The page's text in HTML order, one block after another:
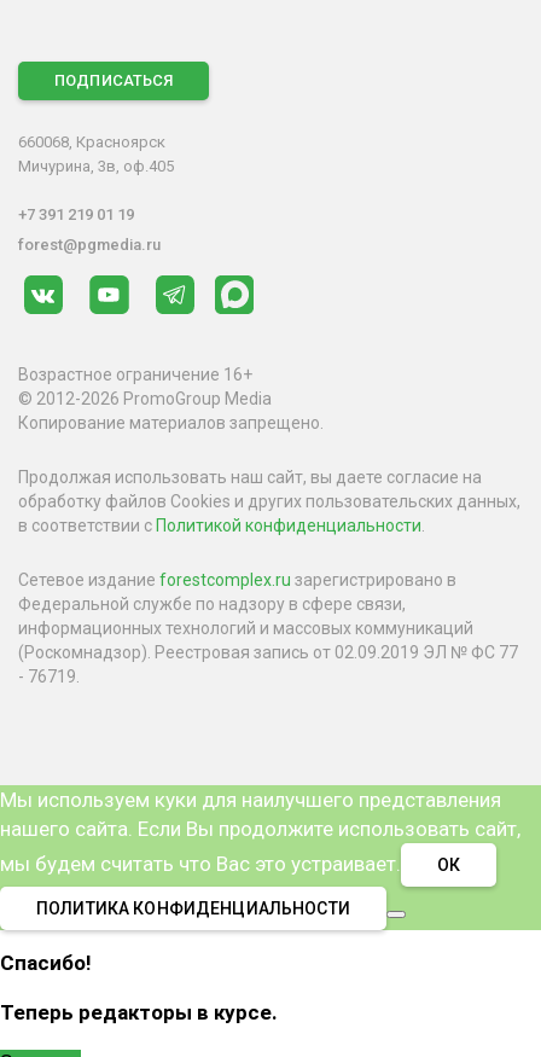
ПОДПИСАТЬСЯ
660068, Красноярск
Мичурина, 3в, оф.405
+7 391 219 01 19
forest@pgmedia.ru
Возрастное ограничение 16+
© 2012-2026 PromoGroup Media
Копирование материалов запрещено.
Продолжая использовать наш сайт, вы даете согласие на
обработку файлов Cookies и других пользовательских данных,
в соответствии с Политикой конфиденциальности.
Сетевое издание forestcomplex.ru зарегистрировано в
Федеральной службе по надзору в сфере связи,
информационных технологий и массовых коммуникаций
(Роскомнадзор). Реестровая запись от 02.09.2019 ЭЛ № ФС 77
- 76719.
Мы используем куки для наилучшего представления
нашего сайта. Если Вы продолжите использовать сайт,
мы будем считать что Вас это устраивает.
ОК
ПОЛИТИКА КОНФИДЕНЦИАЛЬНОСТИ
Спасибо!
Теперь редакторы в курсе.